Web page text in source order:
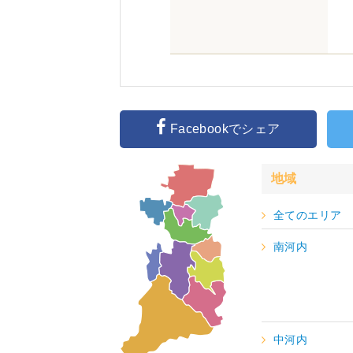
Facebookでシェア
地域
全てのエリア
南河内
中河内